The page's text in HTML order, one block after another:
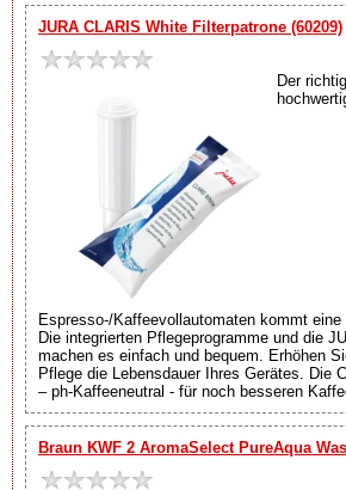
JURA CLARIS White Filterpatrone (60209)
Der
Espresso-/Kaffeevollautomaten kommt eine
Die integrierten Pflegeprogramme und die
machen es einfach und bequem. Erhöhen
Pflege die Lebensdauer Ihres Gerätes. Die
– ph-Kaffeeneutral - für noch besseren
Braun KWF 2 AromaSelect PureAqua